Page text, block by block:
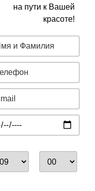
на пути к Вашей
красоте!